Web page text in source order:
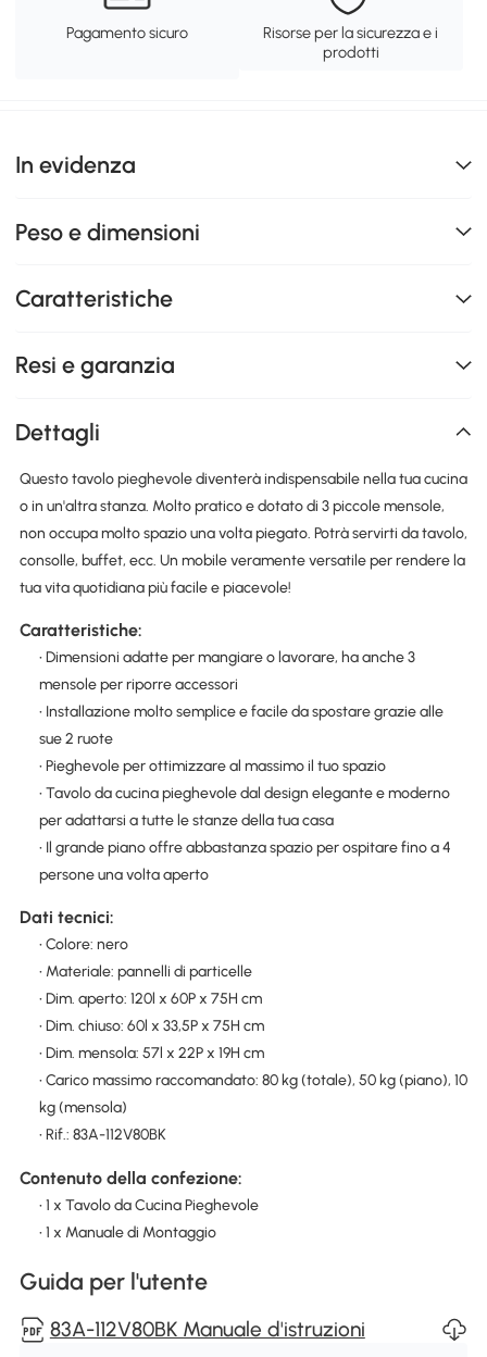
Pagamento sicuro
Risorse per la sicurezza e i
prodotti
In evidenza
Peso e dimensioni
Caratteristiche
Resi e garanzia
Dettagli
Questo tavolo pieghevole diventerà indispensabile nella tua cucina
o in un'altra stanza. Molto pratico e dotato di 3 piccole mensole,
non occupa molto spazio una volta piegato. Potrà servirti da tavolo,
consolle, buffet, ecc. Un mobile veramente versatile per rendere la
tua vita quotidiana più facile e piacevole!
Caratteristiche:
• Dimensioni adatte per mangiare o lavorare, ha anche 3
mensole per riporre accessori
• Installazione molto semplice e facile da spostare grazie alle
sue 2 ruote
• Pieghevole per ottimizzare al massimo il tuo spazio
• Tavolo da cucina pieghevole dal design elegante e moderno
per adattarsi a tutte le stanze della tua casa
• Il grande piano offre abbastanza spazio per ospitare fino a 4
persone una volta aperto
Dati tecnici:
• Colore: nero
• Materiale: pannelli di particelle
• Dim. aperto: 120l x 60P x 75H cm
• Dim. chiuso: 60l x 33,5P x 75H cm
• Dim. mensola: 57l x 22P x 19H cm
• Carico massimo raccomandato: 80 kg (totale), 50 kg (piano), 10
kg (mensola)
• Rif.: 83A-112V80BK
Contenuto della confezione:
• 1 x Tavolo da Cucina Pieghevole
• 1 x Manuale di Montaggio
Guida per l'utente
83A-112V80BK Manuale d'istruzioni